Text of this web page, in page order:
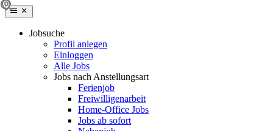
Jobsuche
Profil anlegen
Einloggen
Alle Jobs
Jobs nach Anstellungsart
Ferienjob
Freiwilligenarbeit
Home-Office Jobs
Jobs ab sofort